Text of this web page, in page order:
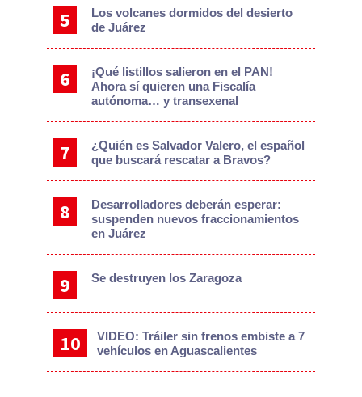
Los volcanes dormidos del desierto
de Juárez
¡Qué listillos salieron en el PAN!
Ahora sí quieren una Fiscalía
autónoma… y transexenal
¿Quién es Salvador Valero, el español
que buscará rescatar a Bravos?
Desarrolladores deberán esperar:
suspenden nuevos fraccionamientos
en Juárez
Se destruyen los Zaragoza
VIDEO: Tráiler sin frenos embiste a 7
vehículos en Aguascalientes